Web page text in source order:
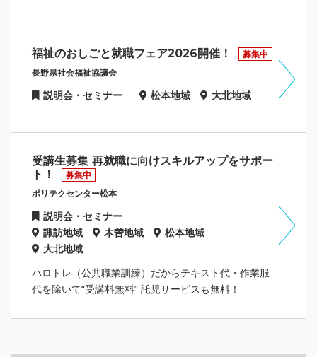
福祉のおしごと就職フェア2026開催！ 募集中
長野県社会福祉協議会
説明会・セミナー 松本地域 大北地域
受講生募集 再就職に向けスキルアップをサポー
ト！
募集中
ポリテクセンター松本
説明会・セミナー
諏訪地域
木曽地域
松本地域
大北地域
ハロトレ（公共職業訓練）だからテキスト代・作業服
代を除いて“受講料無料” 託児サービスも無料！